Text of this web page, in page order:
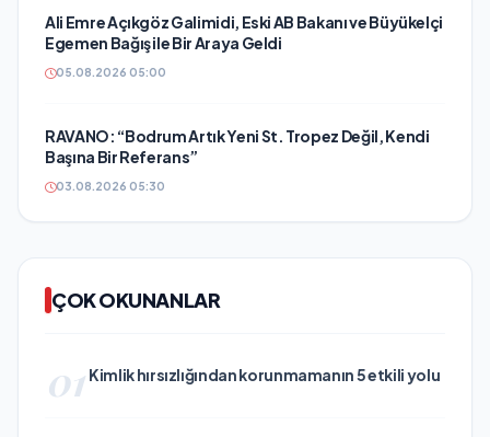
Ali Emre Açıkgöz Galimidi, Eski AB Bakanı ve Büyükelçi
Egemen Bağış ile Bir Araya Geldi
05.08.2026 05:00
RAVANO: “Bodrum Artık Yeni St. Tropez Değil, Kendi
Başına Bir Referans”
03.08.2026 05:30
ÇOK OKUNANLAR
01 Kimlik hırsızlığından korunmamanın 5 etkili yolu